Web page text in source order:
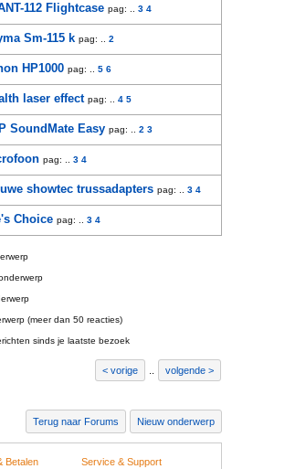
112 Flightcase pag: .. 3 4
Sm-115 k pag: .. 2
HP1000 pag: .. 5 6
laser effect pag: .. 4 5
SoundMate Easy pag: .. 2 3
pag: .. 3 4
showtec trussadapters pag: .. 3 4
Choice pag: .. 3 4
(meer dan 50 reacties)
sinds je laatste bezoek
vorige volgende
Terug naar Forums Nieuw onderwerp
Betalen Service & Support